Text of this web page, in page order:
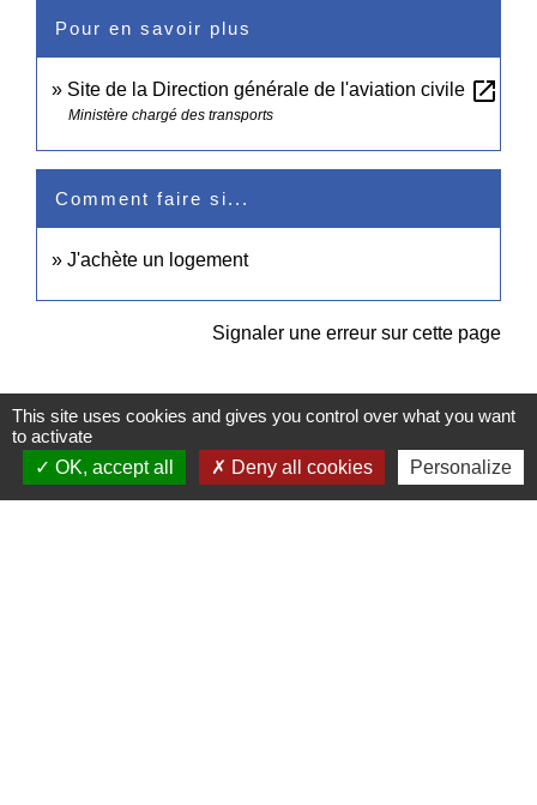
Pour en savoir plus
Site de la Direction générale de l'aviation civile open_in_new
Ministère chargé des transports
Comment faire si...
J'achète un logement
Signaler une erreur sur cette page
Contacts
This site uses cookies and gives you control over what you want
to activate
OK, accept all
Deny all cookies Personalize